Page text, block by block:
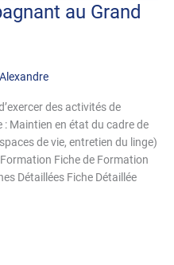
au Grand
des activités de
Maintien en état du cadre de
de vie, entretien du linge)
Fiche de Formation
Détaillées Fiche Détaillée